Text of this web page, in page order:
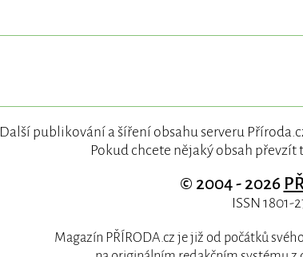
Další publikování a šíření obsahu serveru
Pokud chcete nějaký obsah převzít
© 2004 - 2026
ISSN 1801-
Magazín PŘÍRODA.cz je již od počátků